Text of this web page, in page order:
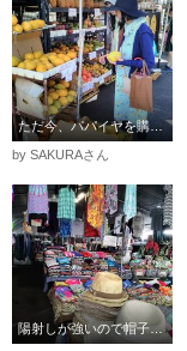
by SAKURAさん
陽射しが強いので帽子を購入しました